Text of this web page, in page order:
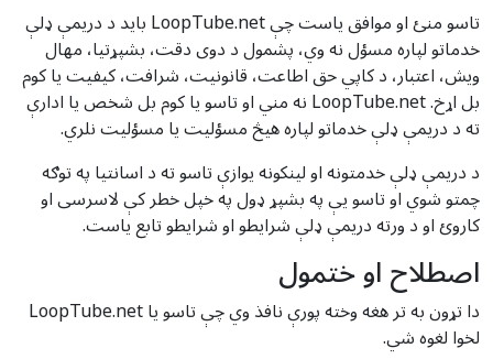
تاسو منئ او موافق یاست چې LoopTube.net باید د دریمې ډلې
خدماتو لپاره مسؤل نه وي، پشمول د دوی دقت، بشپړتیا، مهال
ویش، اعتبار، د کاپي حق اطاعت، قانونیت، شرافت، کیفیت یا کوم
بل اړخ. LoopTube.net نه مني او تاسو یا کوم بل شخص یا ادارې
ته د دریمې ډلې خدماتو لپاره هیڅ مسؤلیت یا مسؤلیت نلري.
د دریمې ډلې خدمتونه او لینکونه یوازې تاسو ته د اسانتیا په توګه
چمتو شوي او تاسو یې په بشپړ ډول په خپل خطر کې لاسرسی او
کاروئ او د ورته دریمې ډلې شرایطو او شرایطو تابع یاست.
اصطلاح او ختمول
دا تړون به تر هغه وخته پورې نافذ وي چې تاسو یا LoopTube.net
لخوا لغوه شي.